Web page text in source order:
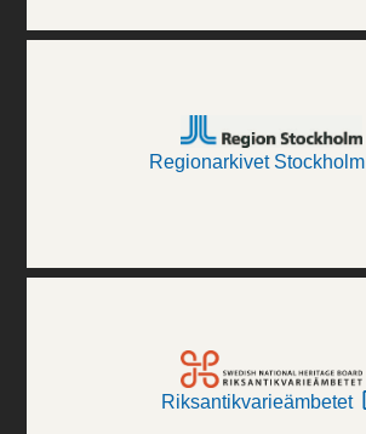
Regionarkivet Stockholm
Riksantikvarieämbetet